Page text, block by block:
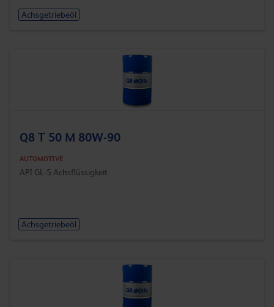
Achsgetriebeöl
Q8 T 50 M 80W-90
AUTOMOTIVE
API GL-5 Achsflüssigkeit
Achsgetriebeöl